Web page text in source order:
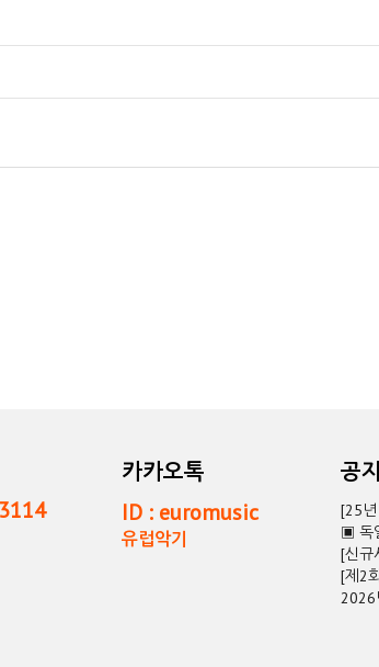
카카오톡
ID : euromusic
유럽악기
[25년
▣ 독
[신규
[제2
2026